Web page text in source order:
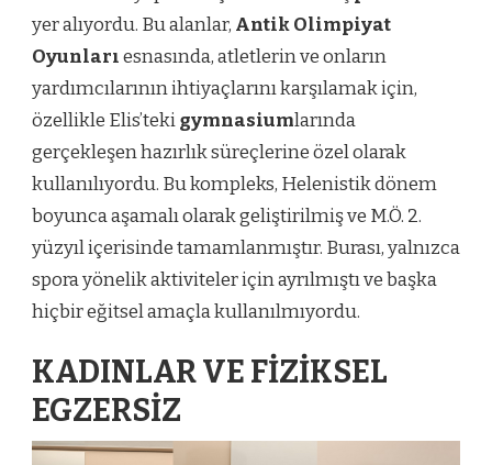
yer alıyordu. Bu alanlar, Antik Olimpiyat
Oyunlarıesnasında, atletlerin ve onların
yardımcılarının ihtiyaçlarını karşılamak için,
özellikle Elis’tekigymnasiumlarında
gerçekleşen hazırlık süreçlerine özel olarak
kullanılıyordu. Bu kompleks, Helenistik dönem
boyunca aşamalı olarak geliştirilmiş ve M.Ö. 2.
yüzyıl içerisinde tamamlanmıştır. Burası, yalnızca
spora yönelik aktiviteler için ayrılmıştı ve başka
hiçbir eğitsel amaçla kullanılmıyordu.
KADINLAR VE FİZİKSEL
EGZERSİZ